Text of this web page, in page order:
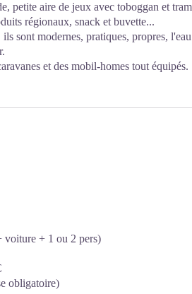
petite aire de jeux avec toboggan et
régionaux, snack et buvette...
sont modernes, pratiques, propres,
et des mobil-homes tout équipés.
voiture + 1 ou 2 pers)
obligatoire)